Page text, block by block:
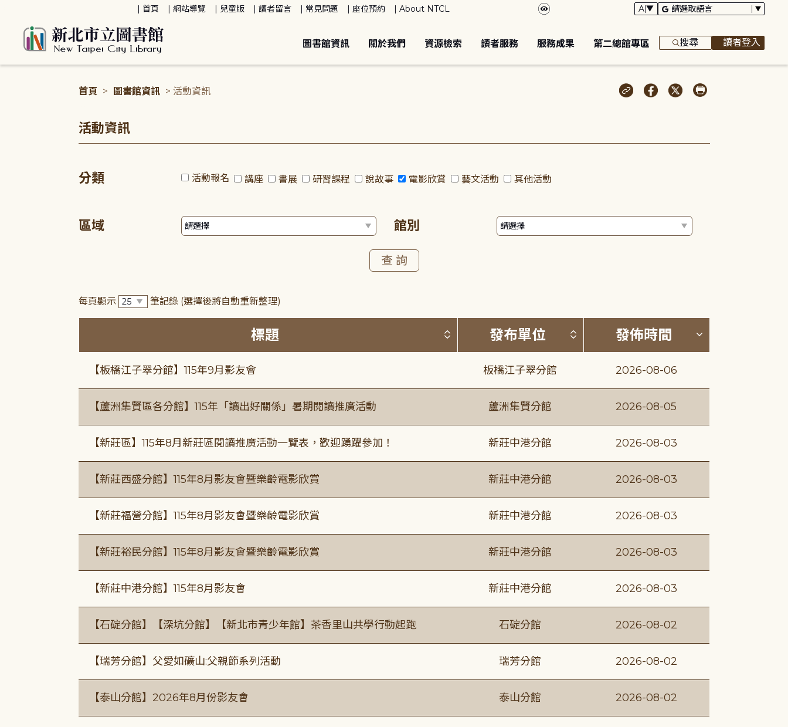
首頁 網站導覽 兒童版 讀者留言 常見問題 座位預約 About NTCL
圖書館資訊 關於我們 資源檢索 讀者服務 服務成果 第二總館專區 搜尋 讀者登入
首頁 > 圖書館資訊 > 活動資訊
活動資訊
分類 活動報名 講座 書展 研習課程 說故事 電影欣賞 藝文活動 其他活動
區域 館別
每頁顯示 筆記錄 (選擇後將自動重新整理)
標題 按標題排序 (升降冪)
發布單位 按發布單位排序 (升降冪)
發佈時間 按發佈時間
【板橋江子翠分館】115年9月影友會 板橋江子翠分館 2026-08-06
【蘆洲集賢區各分館】115年「讀出好關係」暑期閱讀推廣活動 蘆洲集賢分館 2026-08-05
【新莊區】115年8月新莊區閱讀推廣活動一覽表，歡迎踴躍參加！ 新莊中港分館 2026-08-03
【新莊西盛分館】115年8月影友會暨樂齡電影欣賞 新莊中港分館 2026-08-03
【新莊福營分館】115年8月影友會暨樂齡電影欣賞 新莊中港分館 2026-08-03
【新莊裕民分館】115年8月影友會暨樂齡電影欣賞 新莊中港分館 2026-08-03
【新莊中港分館】115年8月影友會 新莊中港分館 2026-08-03
【石碇分館】【深坑分館】【新北市青少年館】茶香里山共學行動起跑 石碇分館 2026-08-02
【瑞芳分館】父愛如礦山:父親節系列活動 瑞芳分館 2026-08-02
【泰山分館】2026年8月份影友會 泰山分館 2026-08-02